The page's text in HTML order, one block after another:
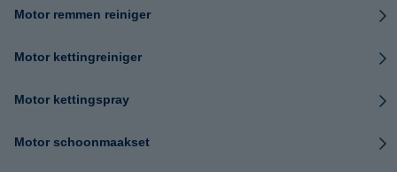
Motor remmen reiniger
Motor kettingreiniger
Motor kettingspray
Motor schoonmaakset